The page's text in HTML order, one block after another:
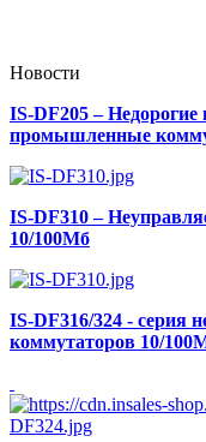
Новости
IS-DF205 –
промышленные
IS-DF310 –
10/100Мб
IS-DF316/324 -
коммутаторов 10/